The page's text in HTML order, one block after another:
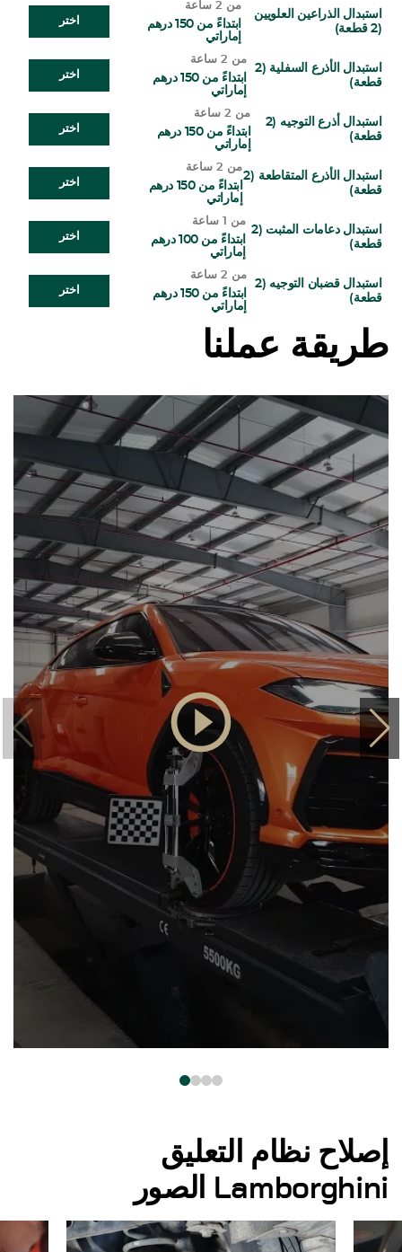
استبدال الذراعين العلويين
(2 قطعة)
من 2 ساعة
ابتداءً من 150 درهم
إماراتي
اختر
استبدال الأذرع السفلية (2
قطعة)
من 2 ساعة
ابتداءً من 150 درهم
إماراتي
اختر
استبدال أذرع التوجيه (2
قطعة)
من 2 ساعة
ابتداءً من 150 درهم
إماراتي
اختر
استبدال الأذرع المتقاطعة (2
قطعة)
من 2 ساعة
ابتداءً من 150 درهم
إماراتي
اختر
استبدال دعامات المثبت (2
قطعة)
من 1 ساعة
ابتداءً من 100 درهم
إماراتي
اختر
استبدال قضبان التوجيه (2
قطعة)
من 2 ساعة
ابتداءً من 150 درهم
إماراتي
اختر
طريقة عملنا
إصلاح نظام التعليق
Lamborghini الصور